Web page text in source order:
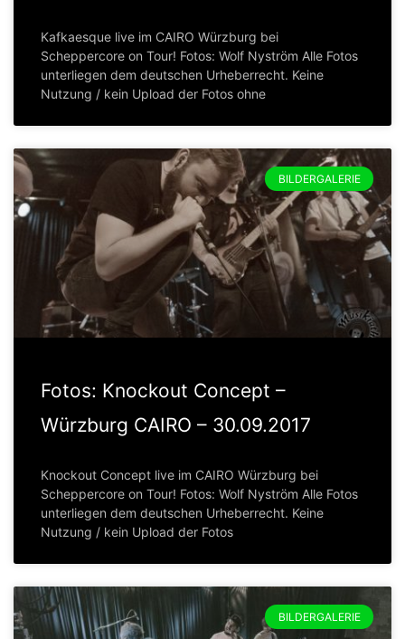
Kafkaesque live im CAIRO Würzburg bei
Scheppercore on Tour! Fotos: Wolf Nyström Alle Fotos
unterliegen dem deutschen Urheberrecht. Keine
Nutzung / kein Upload der Fotos ohne
BILDERGALERIE
Fotos: Knockout Concept –
Würzburg CAIRO – 30.09.2017
Knockout Concept live im CAIRO Würzburg bei
Scheppercore on Tour! Fotos: Wolf Nyström Alle Fotos
unterliegen dem deutschen Urheberrecht. Keine
Nutzung / kein Upload der Fotos
BILDERGALERIE